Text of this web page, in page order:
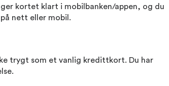
kortet klart i mobilbanken/appen, og du
nett eller mobil.
trygt som et vanlig kredittkort. Du har